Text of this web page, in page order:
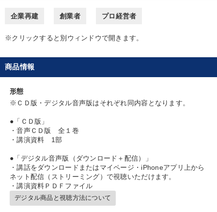
財務・数字力の向上 リーダーの魅力向上
経営体系を学びたい 経営を改善したい
キーワード
生産性向上
歴史に学ぶ ランチェスター戦略
※「更新」を押すと「カテゴリー」「目的別」「キーワード」を更新いただけます。
local_offer タグから探す
企業再建 創業者 プロ経営者
※クリックすると別ウィンドウで開きます。
商品情報
形態
※ＣＤ版・デジタル音声版はそれぞれ同内容となります。
●「ＣＤ版」
・音声ＣＤ版 全１巻
・講演資料 1部
●「デジタル音声版（ダウンロード＋配信）」
・講話をダウンロードまたはマイページ・iPhoneアプリ上から
ネット配信（ストリーミング）で視聴いただけます。
・講演資料ＰＤＦファイル
デジタル商品と視聴方法について